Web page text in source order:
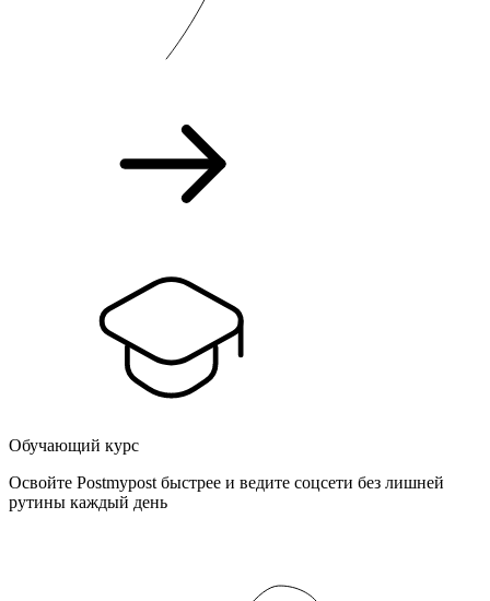
Обучающий курс
Освойте Postmypost быстрее и ведите соцсети без лишней
рутины каждый день